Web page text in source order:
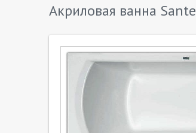
Акриловая ванна